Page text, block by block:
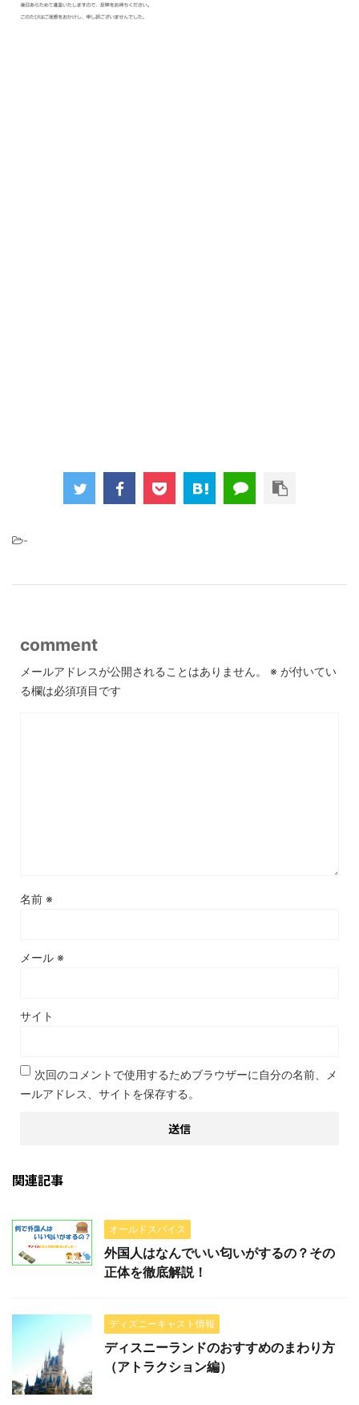
-
comment
メールアドレスが公開されることはありません。 ※ が付いてい
る欄は必須項目です
名前 ※
メール ※
サイト
次回のコメントで使用するためブラウザーに自分の名前、メ
ールアドレス、サイトを保存する。
関連記事
オールドスパイス
外国人はなんでいい匂いがするの？その
正体を徹底解説！
ディズニーキャスト情報
ディスニーランドのおすすめのまわり方
（アトラクション編）